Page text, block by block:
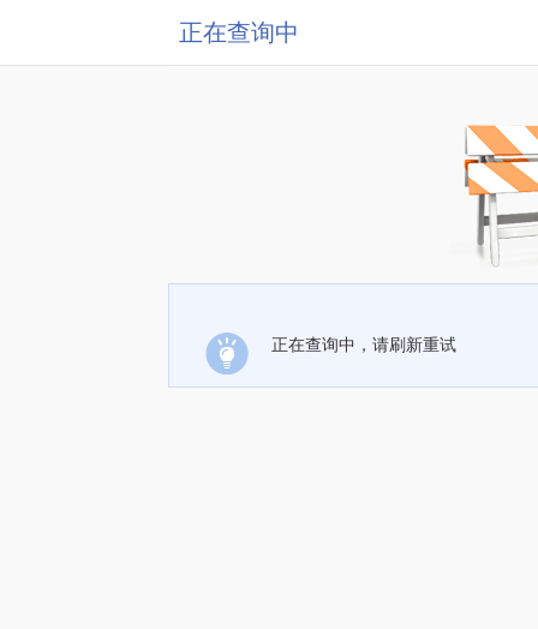
正在查询中
正在查询中，请刷新重试